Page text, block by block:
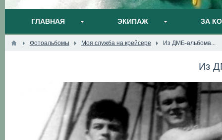
ГЛАВНАЯ ЭКИПАЖ ЗА
Фотоальбомы Моя служба на крейсере Из ДМБ-альбома...
Из